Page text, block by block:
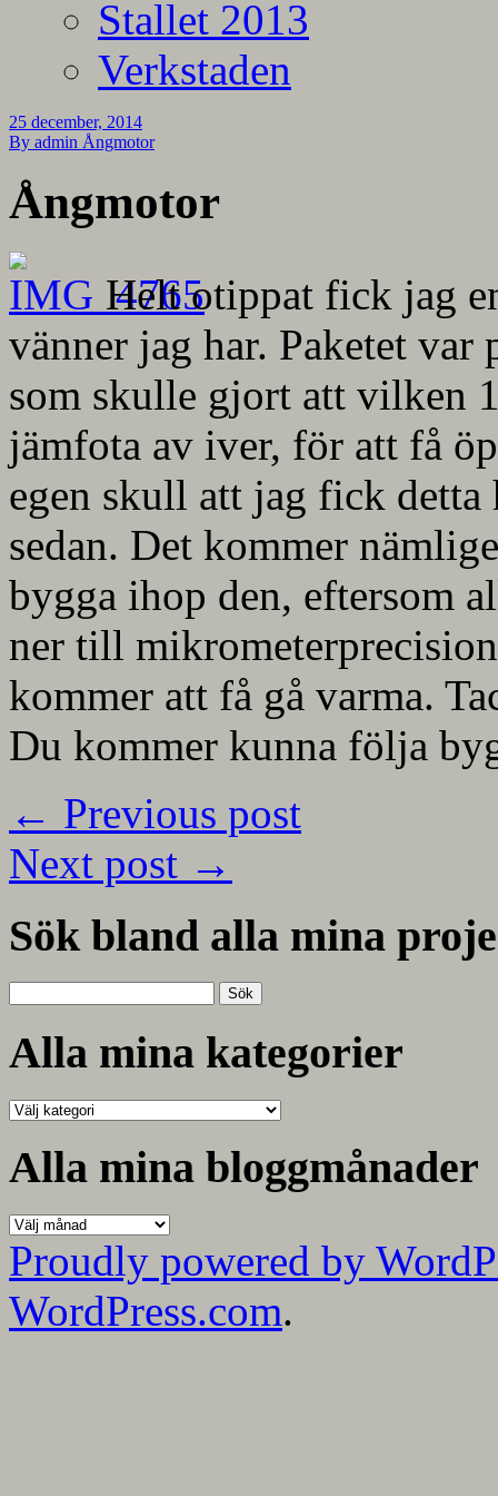
Stallet 2013
Verkstaden
25 december, 2014
By admin Ångmotor
Ångmotor
Helt otippat fick jag
vänner jag har. Paketet
som skulle gjort att vilken
jämfota av iver, för att få
egen skull att jag fick
sedan. Det kommer
bygga ihop den, eftersom
ner till
kommer att få gå varma.
Du kommer kunna följa
← Previous post
Next post →
Sök bland alla mina
efter:
Alla mina kategorier
Alla
kategorier
Alla mina bloggmånader
Alla
mina
bloggmånader
Proudly powered by
WordPress.com.